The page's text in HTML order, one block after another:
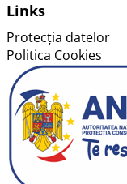
Links
Protecția datelor
Politica Cookies